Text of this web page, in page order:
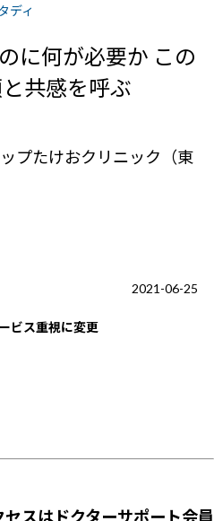
ディ
に何が必要か この
共感を呼ぶ
プたけおクリニック（東
2021-06-25
ビス重視に変更
スはドクターサポート会員